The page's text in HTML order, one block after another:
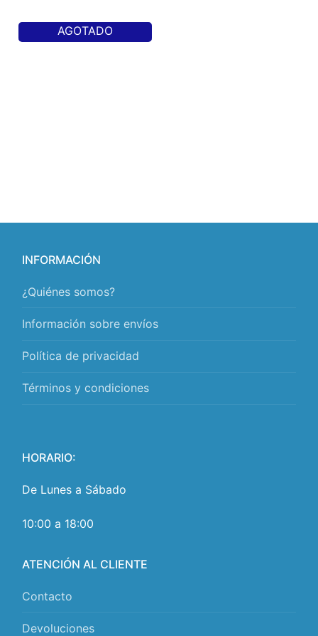
AGOTADO
INFORMACIÓN
¿Quiénes somos?
Información sobre envíos
Política de privacidad
Términos y condiciones
HORARIO:
De Lunes a Sábado
10:00 a 18:00
ATENCIÓN AL CLIENTE
Contacto
Devoluciones